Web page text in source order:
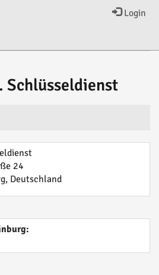
Login
Schlüsseldienst
24
Deutschland